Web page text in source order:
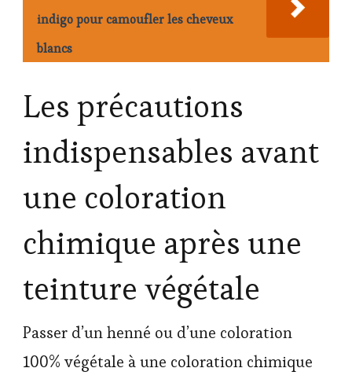
indigo pour camoufler les cheveux
blancs
Les précautions
indispensables avant
une coloration
chimique après une
teinture végétale
Passer d’un henné ou d’une coloration
100% végétale à une coloration chimique